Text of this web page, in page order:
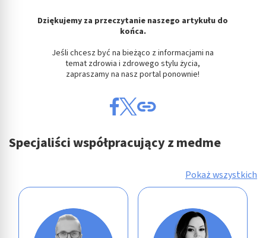
Dziękujemy za przeczytanie naszego artykułu do
końca.
Jeśli chcesz być na bieżąco z informacjami na
temat zdrowia i zdrowego stylu życia,
zapraszamy na nasz portal ponownie!
Specjaliści współpracujący z medme
Pokaż wszystkich